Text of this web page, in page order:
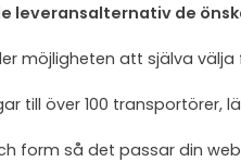
leveransalternativ de
möjligheten att själva
till över 100 transportörer,
form så det passar din